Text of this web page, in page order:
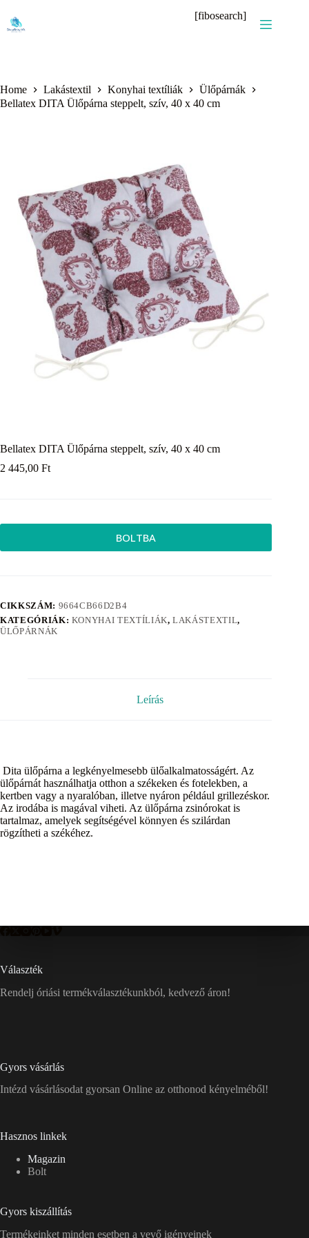
content
[fibosearch]
Home Lakástextil Konyhai textíliák
Ülőpárnák
Bellatex DITA Ülőpárna steppelt, szív, 40 x 40 cm
Bellatex DITA Ülőpárna steppelt, szív, 40 x 40 cm
2 445,00 Ft
BOLTBA
CIKKSZÁM: 9664CB66D2B4
KATEGÓRIÁK: KONYHAI TEXTÍLIÁK,LAKÁSTEXTIL,
ÜLŐPÁRNÁK
Leírás
Dita ülőpárna a legkényelmesebb ülőalkalmatosságért. Az
ülőpárnát használhatja otthon a székeken és fotelekben, a
kertben vagy a nyaralóban, illetve nyáron például grillezéskor.
Az irodába is magával viheti. Az ülőpárna zsinórokat is
tartalmaz, amelyek segítségével könnyen és szilárdan
rögzítheti a székéhez.
Választék
Rendelj óriási termékválasztékunkból, kedvező áron!
Gyors vásárlás
Intézd vásárlásodat gyorsan Online az otthonod kényelméből!
Hasznos linkek
Magazin
Bolt
Gyors kiszállítás
Termékeinket minden esetben a vevő igényeinek